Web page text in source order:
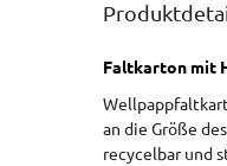
Faltkarton mit
an die Größe
recycelbar und